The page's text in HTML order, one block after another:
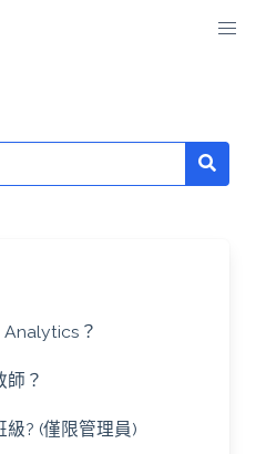
？
師？
? (僅限管理員)